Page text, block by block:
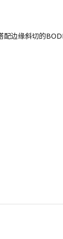
边缘斜切的